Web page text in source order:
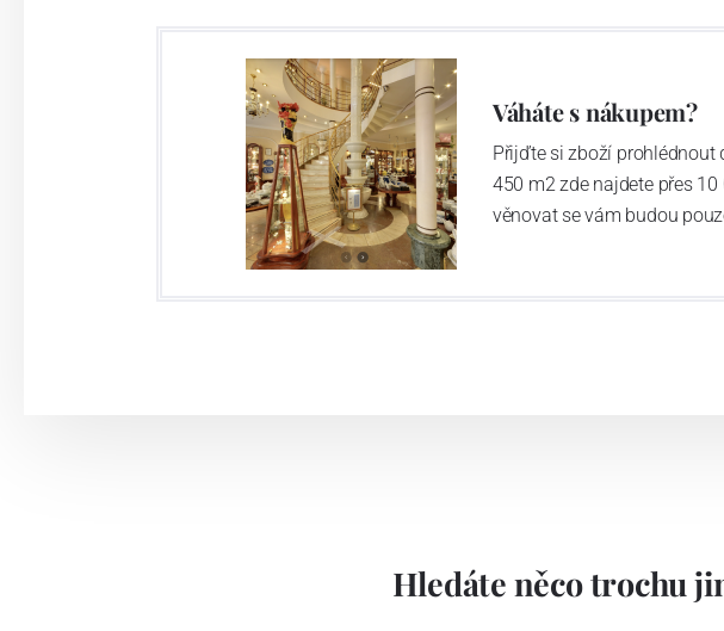
Váháte s nákupem?
Přijďte si zboží prohlédnout
450 m2 zde najdete přes
věnovat se vám budou
Hledáte něco trochu